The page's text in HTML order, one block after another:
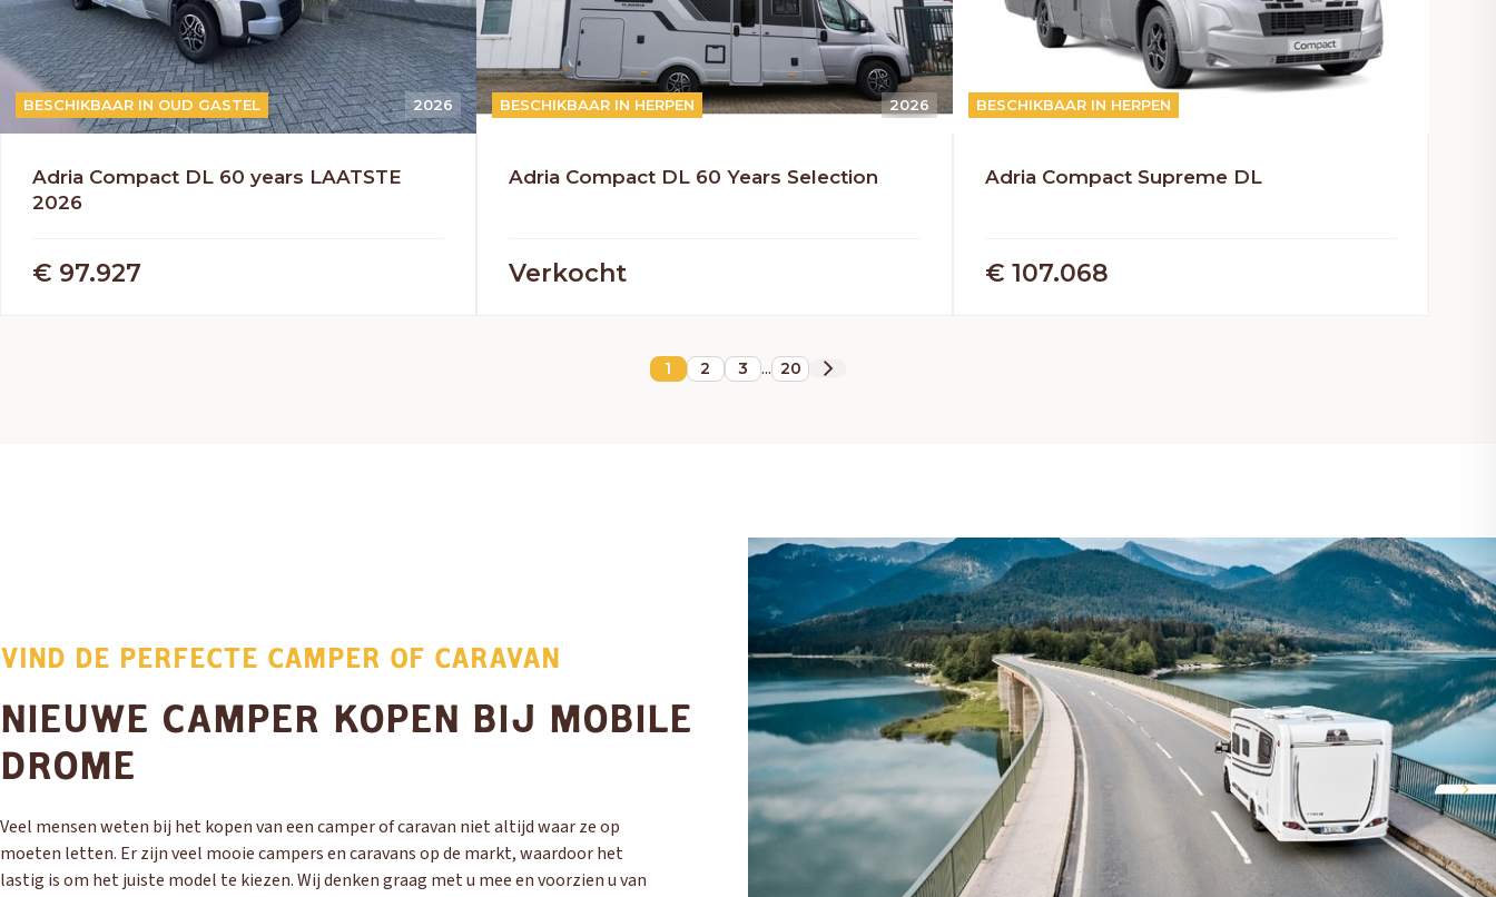
AUTOMAAT 2026
BESCHIKBAAR IN OUD GASTEL
Adria Compact DL 60 years LAATSTE
2026
€ 97.927
AUTOMAAT 2026
BESCHIKBAAR IN HERPEN
Adria Compact DL 60 Years Selection
Verkocht
AUTOMAAT
BESCHIKBAAR IN HERPEN
Adria Compact Supreme DL
€ 107.068
1 2 3 ... 20
VIND DE PERFECTE CAMPER OF CARAVAN
NIEUWE CAMPER KOPEN BIJ MOBILE
DROME
Veel mensen weten bij het kopen van een camper of caravan niet altijd waar ze op
moeten letten. Er zijn veel mooie campers en caravans op de markt, waardoor het
lastig is om het juiste model te kiezen. Wij denken graag met u mee en voorzien u van
OUD GASTEL
AdriaEriba HymerKnaus
AdriaBürstnerCaravelair Easy CaravanningEura Mobil